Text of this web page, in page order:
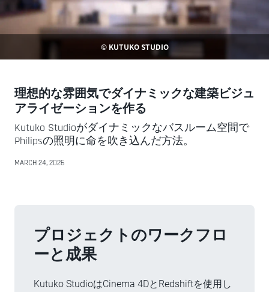
© KUTUKO STUDIO
理想的な雰囲気でダイナミックな建築ビジュ
アライゼーションを作る
Kutuko Studioがダイナミックなバスルーム空間で
Philipsの照明に命を吹き込んだ方法。
MARCH 24, 2026
プロジェクトのワークフロ
ーと成果
Kutuko StudioはCinema 4DとRedshiftを使用し